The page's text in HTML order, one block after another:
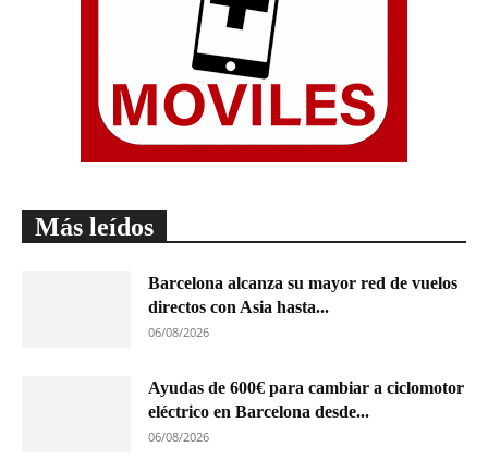
Más leídos
Barcelona alcanza su mayor red de vuelos
directos con Asia hasta...
06/08/2026
Ayudas de 600€ para cambiar a ciclomotor
eléctrico en Barcelona desde...
06/08/2026